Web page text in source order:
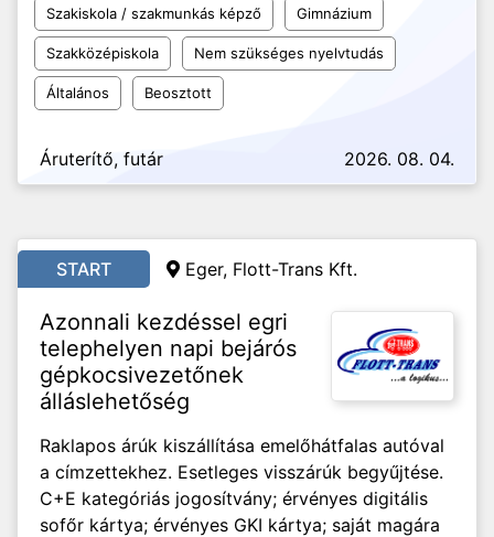
Szakiskola / szakmunkás képző Gimnázium
Szakközépiskola Nem szükséges nyelvtudás
Általános Beosztott
Áruterítő, futár 2026. 08. 04.
START Eger, Flott-Trans Kft.
Azonnali kezdéssel egri
telephelyen napi bejárós
gépkocsivezetőnek
álláslehetőség
Raklapos árúk kiszállítása emelőhátfalas autóval
a címzettekhez. Esetleges visszárúk begyűjtése.
C+E kategóriás jogosítvány; érvényes digitális
sofőr kártya; érvényes GKI kártya; saját magára